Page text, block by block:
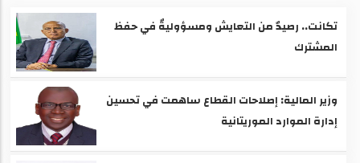
تكانت.. رصيدٌ من التعايش ومسؤوليةٌ في حفظ
المشترك
وزير المالية: إصلاحات القطاع ساهمت في تحسين
إدارة الموارد الموريتانية